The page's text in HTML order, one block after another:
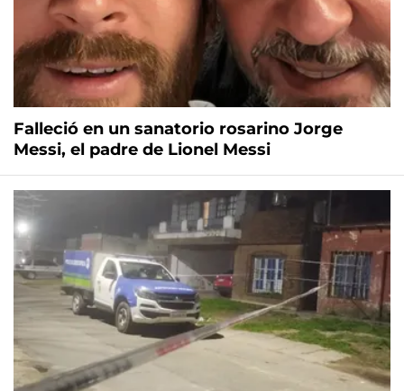
Falleció en un sanatorio rosarino Jorge
Messi, el padre de Lionel Messi